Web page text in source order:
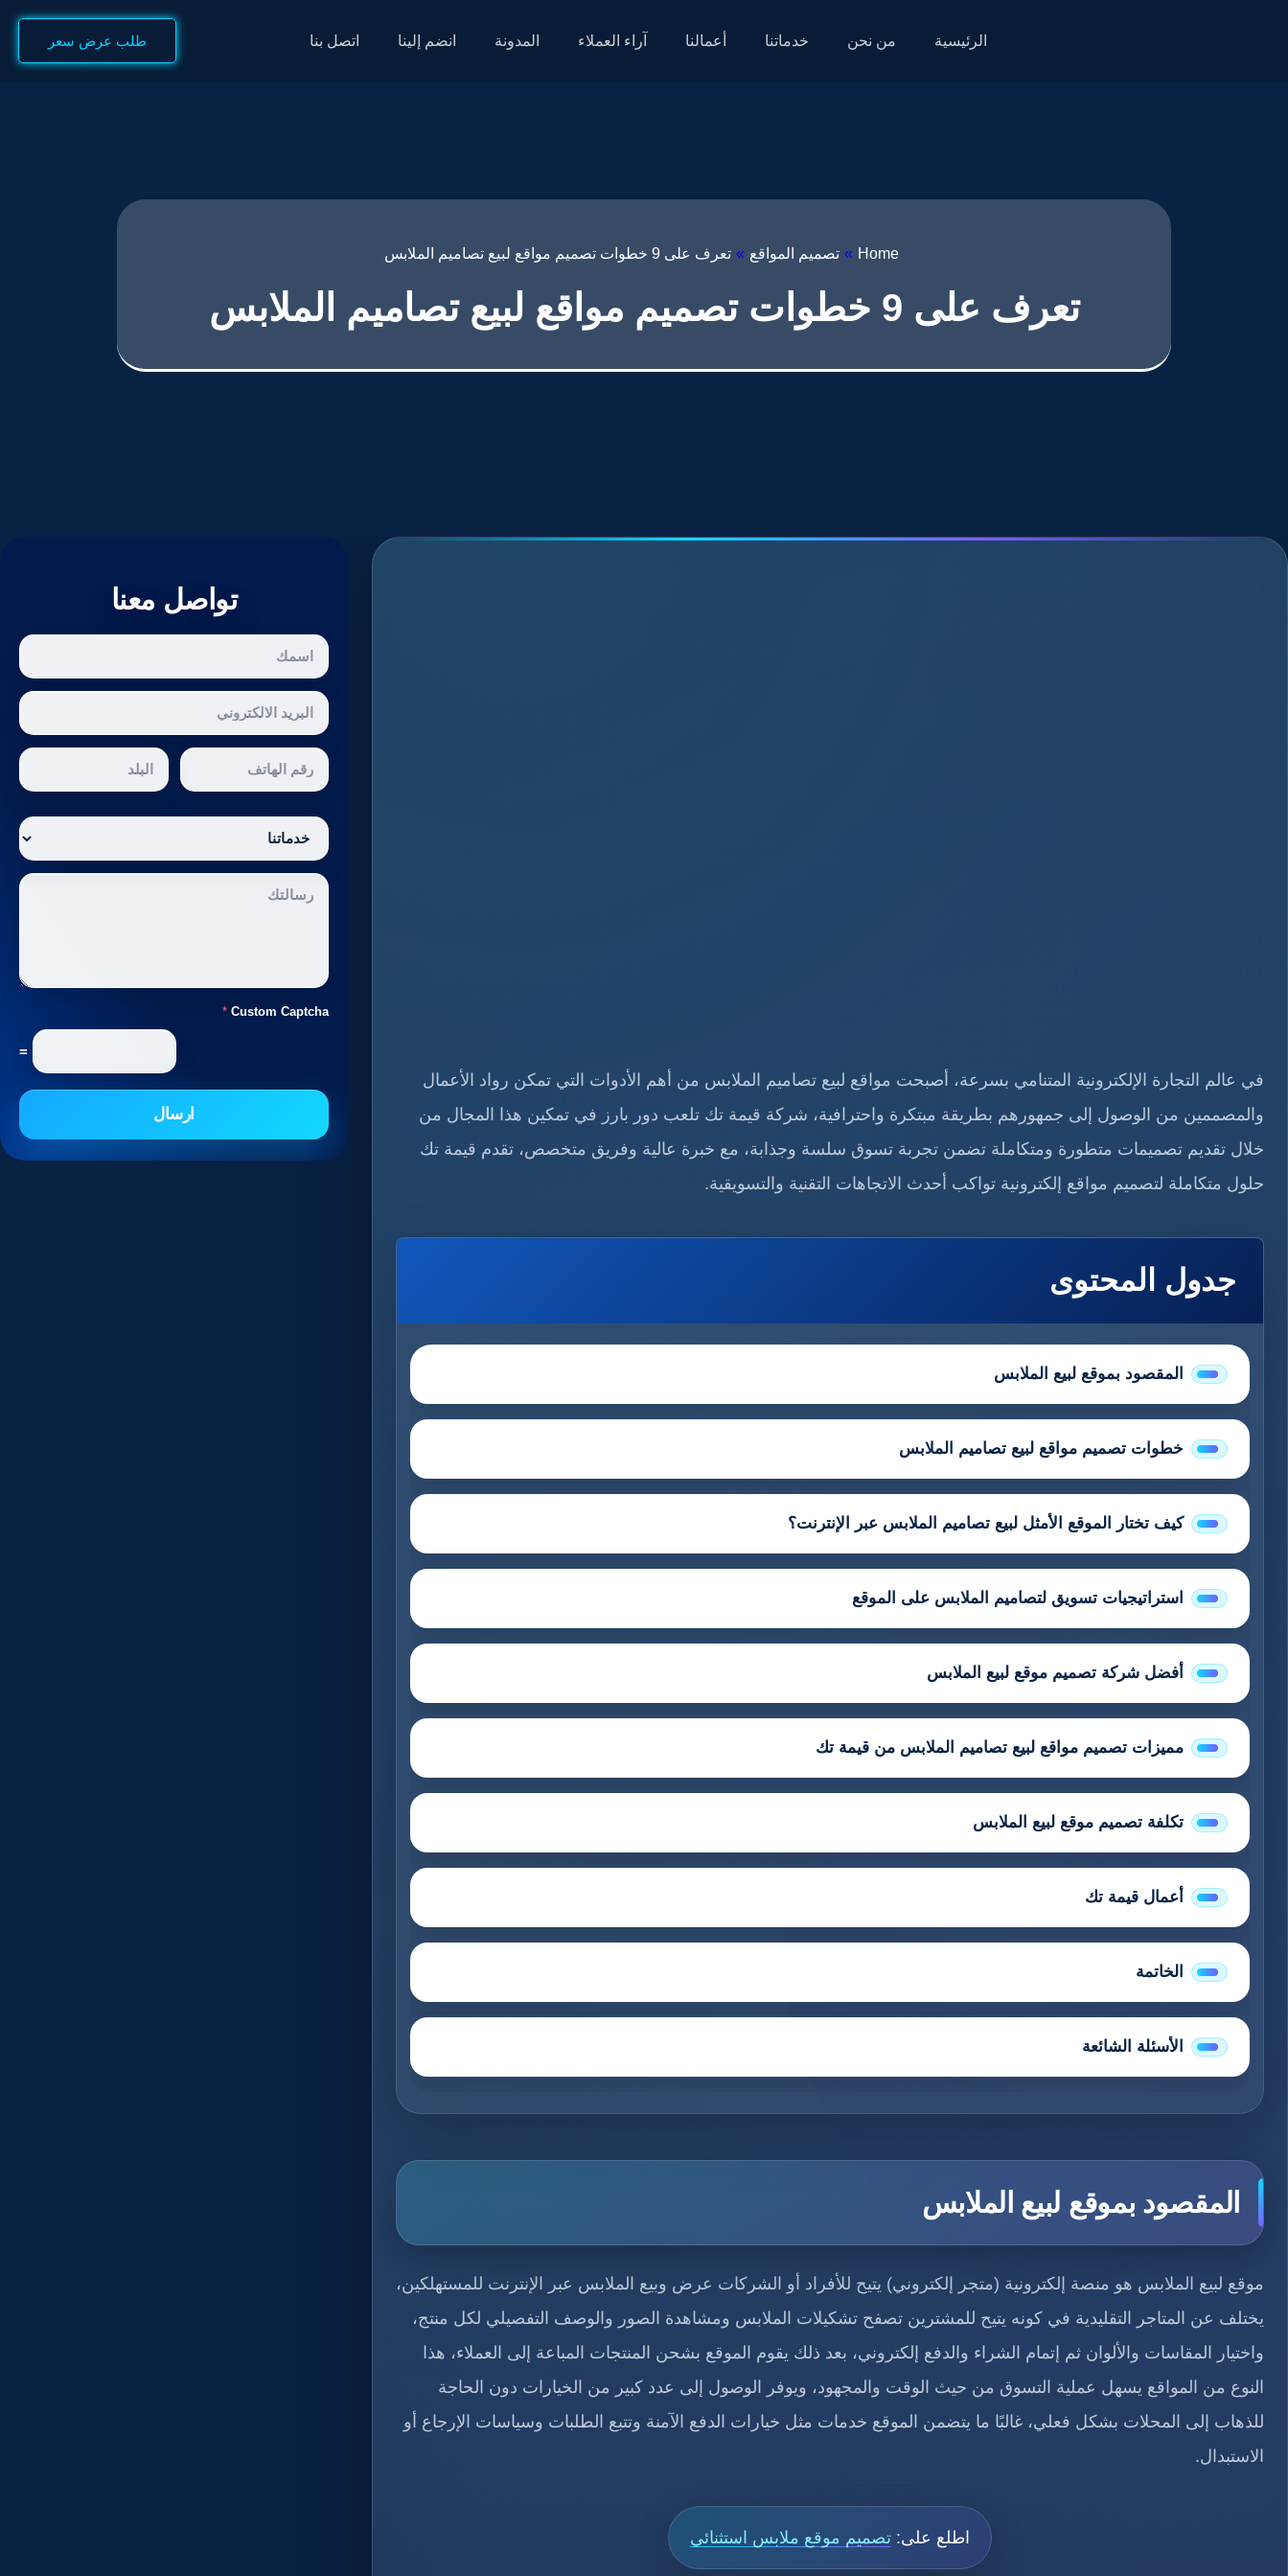
الرئيسية من نحن خدماتنا أعمالنا آراء العملاء المدونة انضم إلينا اتصل بنا طلب عرض سعر
Home
» تصميم المواقع » تعرف على 9 خطوات تصميم مواقع لبيع تصاميم الملابس
تعرف على 9 خطوات تصميم مواقع لبيع تصاميم الملابس
في عالم التجارة الإلكترونية المتنامي بسرعة، أصبحت مواقع لبيع تصاميم الملابس من أهم الأدوات التي تمكن رواد الأعمال
والمصممين من الوصول إلى جمهورهم بطريقة مبتكرة واحترافية، شركة قيمة تك تلعب دور بارز في تمكين هذا المجال من
خلال تقديم تصميمات متطورة ومتكاملة تضمن تجربة تسوق سلسة وجذابة، مع خبرة عالية وفريق متخصص، تقدم قيمة تك
حلول متكاملة لتصميم مواقع إلكترونية تواكب أحدث الاتجاهات التقنية والتسويقية.
جدول المحتوى
المقصود بموقع لبيع الملابس
خطوات تصميم مواقع لبيع تصاميم الملابس
كيف تختار الموقع الأمثل لبيع تصاميم الملابس عبر الإنترنت؟
استراتيجيات تسويق لتصاميم الملابس على الموقع
أفضل شركة تصميم موقع لبيع الملابس
مميزات تصميم مواقع لبيع تصاميم الملابس من قيمة تك
تكلفة تصميم موقع لبيع الملابس
أعمال قيمة تك
الخاتمة
الأسئلة الشائعة
المقصود بموقع لبيع الملابس
موقع لبيع الملابس هو منصة إلكترونية (متجر إلكتروني) يتيح للأفراد أو الشركات عرض وبيع الملابس عبر الإنترنت للمستهلكين،
يختلف عن المتاجر التقليدية في كونه يتيح للمشترين تصفح تشكيلات الملابس ومشاهدة الصور والوصف التفصيلي لكل منتج،
واختيار المقاسات والألوان ثم إتمام الشراء والدفع إلكتروني، بعد ذلك يقوم الموقع بشحن المنتجات المباعة إلى العملاء، هذا
النوع من المواقع يسهل عملية التسوق من حيث الوقت والمجهود، ويوفر الوصول إلى عدد كبير من الخيارات دون الحاجة
للذهاب إلى المحلات بشكل فعلي، غالبًا ما يتضمن الموقع خدمات مثل خيارات الدفع الآمنة وتتبع الطلبات وسياسات الإرجاع أو
الاستبدال.​
اطلع على:تصميم موقع ملابس استثنائي
تواصل معنا
Custom Captcha
*
=
ارسال